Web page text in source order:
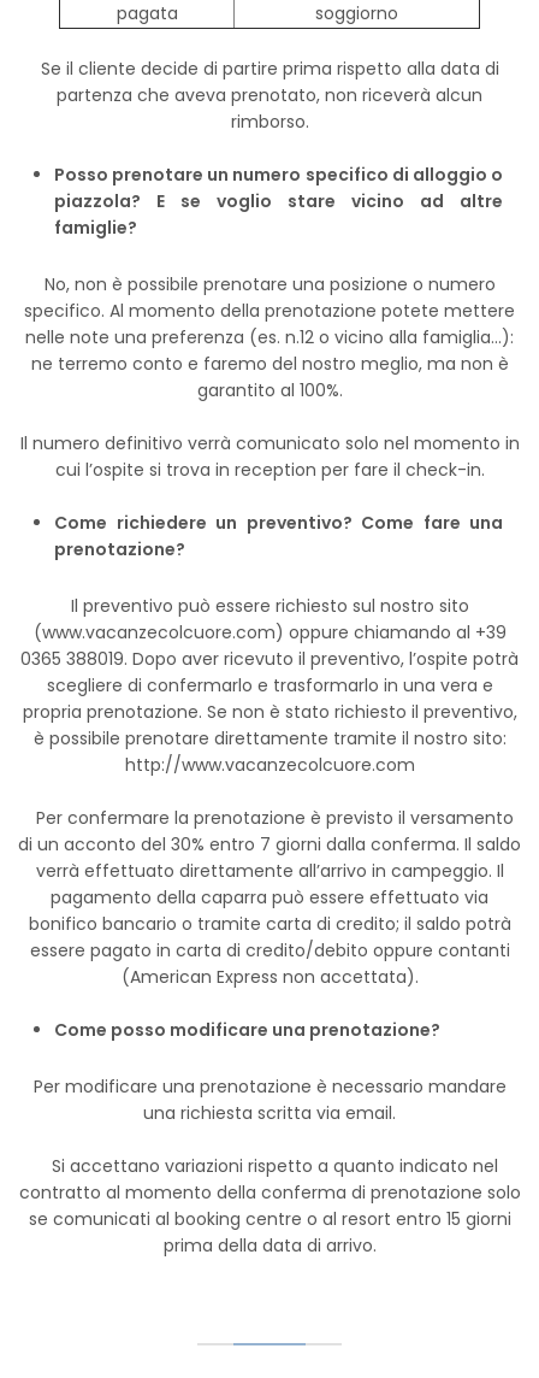
pagata
soggiorno
Se il cliente decide di partire prima rispetto alla data di
partenza che aveva prenotato, non riceverà alcun
rimborso.
Posso prenotare un numero specifico di alloggio o
piazzola? E se voglio stare vicino ad altre
famiglie?
No, non è possibile prenotare una posizione o numero
specifico. Al momento della prenotazione potete mettere
nelle note una preferenza (es. n.12 o vicino alla famiglia...):
ne terremo conto e faremo del nostro meglio, ma non è
garantito al 100%.
Il numero definitivo verrà comunicato solo nel momento in
cui l’ospite si trova in reception per fare il check-in.
Come richiedere un preventivo? Come fare una
prenotazione?
Il preventivo può essere richiesto sul nostro sito
(www.vacanzecolcuore.com) oppure chiamando al +39
0365 388019. Dopo aver ricevuto il preventivo, l’ospite potrà
scegliere di confermarlo e trasformarlo in una vera e
propria prenotazione. Se non è stato richiesto il preventivo,
è possibile prenotare direttamente tramite il nostro sito:
http://www.vacanzecolcuore.com
Per confermare la prenotazione è previsto il versamento
di un acconto del 30% entro 7 giorni dalla conferma. Il saldo
verrà effettuato direttamente all’arrivo in campeggio. Il
pagamento della caparra può essere effettuato via
bonifico bancario o tramite carta di credito; il saldo potrà
essere pagato in carta di credito/debito oppure contanti
(American Express non accettata).
Come posso modificare una prenotazione?
Per modificare una prenotazione è necessario mandare
una richiesta scritta via email.
Si accettano variazioni rispetto a quanto indicato nel
contratto al momento della conferma di prenotazione solo
se comunicati al booking centre o al resort entro 15 giorni
prima della data di arrivo.